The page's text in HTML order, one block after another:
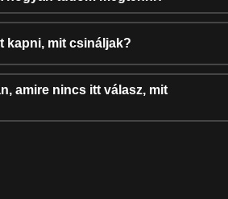
kapni, mit csináljak?
amire nincs itt válasz, mit